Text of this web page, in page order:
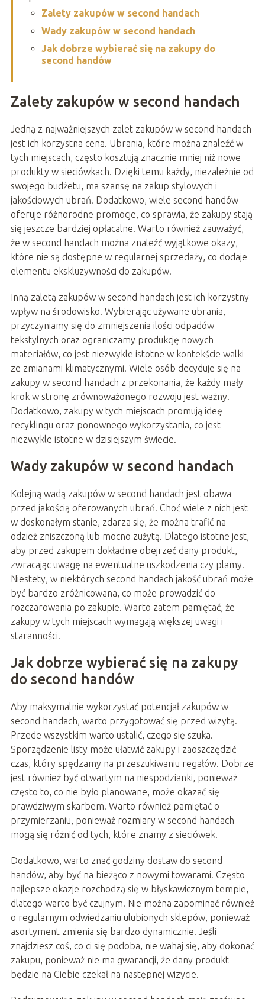
Zalety zakupów w second handach
Wady zakupów w second handach
Jak dobrze wybierać się na zakupy do
second handów
Zalety zakupów w second handach
Jedną z najważniejszych zalet zakupów w second handach
jest ich korzystna cena. Ubrania, które można znaleźć w
tych miejscach, często kosztują znacznie mniej niż nowe
produkty w sieciówkach. Dzięki temu każdy, niezależnie od
swojego budżetu, ma szansę na zakup stylowych i
jakościowych ubrań. Dodatkowo, wiele second handów
oferuje różnorodne promocje, co sprawia, że zakupy stają
się jeszcze bardziej opłacalne. Warto również zauważyć,
że w second handach można znaleźć wyjątkowe okazy,
które nie są dostępne w regularnej sprzedaży, co dodaje
elementu ekskluzywności do zakupów.
Inną zaletą zakupów w second handach jest ich korzystny
wpływ na środowisko. Wybierając używane ubrania,
przyczyniamy się do zmniejszenia ilości odpadów
tekstylnych oraz ograniczamy produkcję nowych
materiałów, co jest niezwykle istotne w kontekście walki
ze zmianami klimatycznymi. Wiele osób decyduje się na
zakupy w second handach z przekonania, że każdy mały
krok w stronę zrównoważonego rozwoju jest ważny.
Dodatkowo, zakupy w tych miejscach promują ideę
recyklingu oraz ponownego wykorzystania, co jest
niezwykle istotne w dzisiejszym świecie.
Wady zakupów w second handach
Kolejną wadą zakupów w second handach jest obawa
przed jakością oferowanych ubrań. Choć wiele z nich jest
w doskonałym stanie, zdarza się, że można trafić na
odzież zniszczoną lub mocno zużytą. Dlatego istotne jest,
aby przed zakupem dokładnie obejrzeć dany produkt,
zwracając uwagę na ewentualne uszkodzenia czy plamy.
Niestety, w niektórych second handach jakość ubrań może
być bardzo zróżnicowana, co może prowadzić do
rozczarowania po zakupie. Warto zatem pamiętać, że
zakupy w tych miejscach wymagają większej uwagi i
staranności.
Jak dobrze wybierać się na zakupy
do second handów
Aby maksymalnie wykorzystać potencjał zakupów w
second handach, warto przygotować się przed wizytą.
Przede wszystkim warto ustalić, czego się szuka.
Sporządzenie listy może ułatwić zakupy i zaoszczędzić
czas, który spędzamy na przeszukiwaniu regałów. Dobrze
jest również być otwartym na niespodzianki, ponieważ
często to, co nie było planowane, może okazać się
prawdziwym skarbem. Warto również pamiętać o
przymierzaniu, ponieważ rozmiary w second handach
mogą się różnić od tych, które znamy z sieciówek.
Dodatkowo, warto znać godziny dostaw do second
handów, aby być na bieżąco z nowymi towarami. Często
najlepsze okazje rozchodzą się w błyskawicznym tempie,
dlatego warto być czujnym. Nie można zapominać również
o regularnym odwiedzaniu ulubionych sklepów, ponieważ
asortyment zmienia się bardzo dynamicznie. Jeśli
znajdziesz coś, co ci się podoba, nie wahaj się, aby dokonać
zakupu, ponieważ nie ma gwarancji, że dany produkt
będzie na Ciebie czekał na następnej wizycie.